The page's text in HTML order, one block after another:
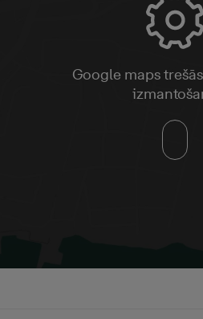
Google maps